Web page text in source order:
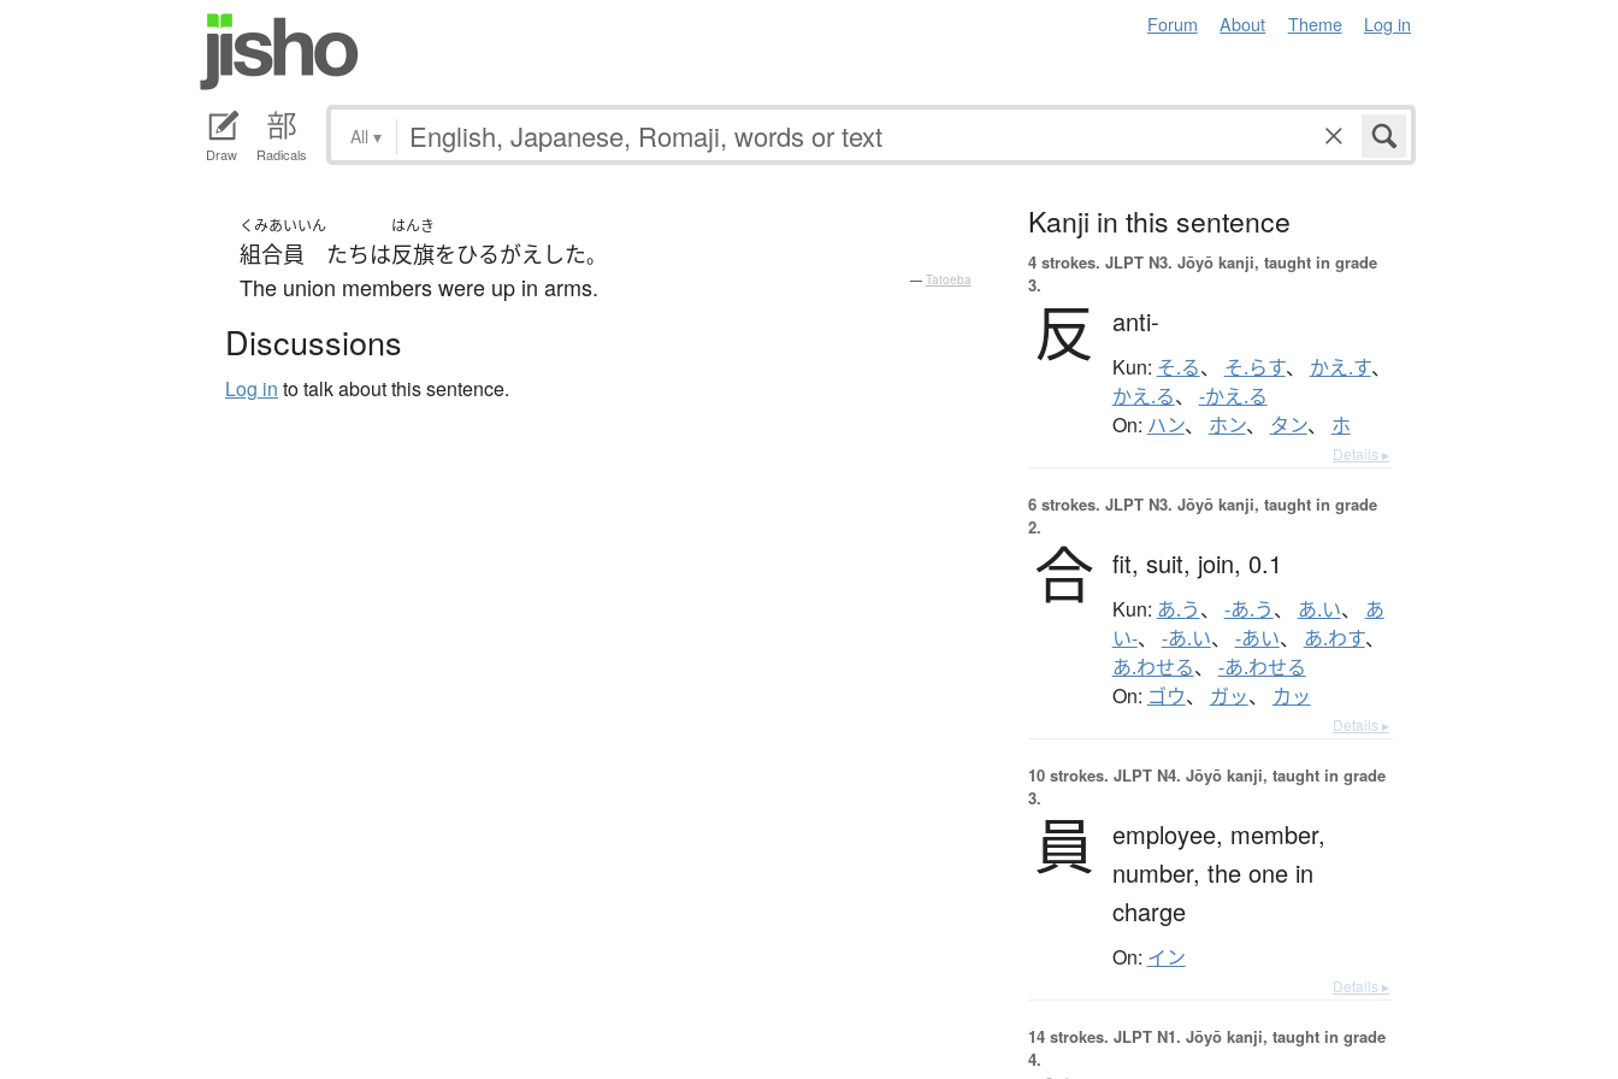
Forum About Theme Log in
Draw Radicals
All ▾
くみあいいん
組合員 たちは
はんき
反旗をひるがえした。
The union members were up in arms. — Tatoeba
Discussions
Log in to talk about this sentence.
Kanji in this sentence
4 strokes. JLPT N3. Jōyō kanji, taught in grade
3.
反 anti-
Kun: そ.る、 そ.らす、 かえ.す、
かえ.る、 -かえ.る
On: ハン、 ホン、 タン、 ホ
Details ▸
6 strokes. JLPT N3. Jōyō kanji, taught in grade
2.
合 fit, suit, join, 0.1
Kun: あ.う、 -あ.う、 あ.い、 あ
い-、 -あ.い、 -あい、 あ.わす、
あ.わせる、 -あ.わせる
On: ゴウ、 ガッ、 カッ
Details ▸
10 strokes. JLPT N4. Jōyō kanji, taught in grade
3.
員 employee, member,
number, the one in
charge
On: イン
Details ▸
14 strokes. JLPT N1. Jōyō kanji, taught in grade
4.